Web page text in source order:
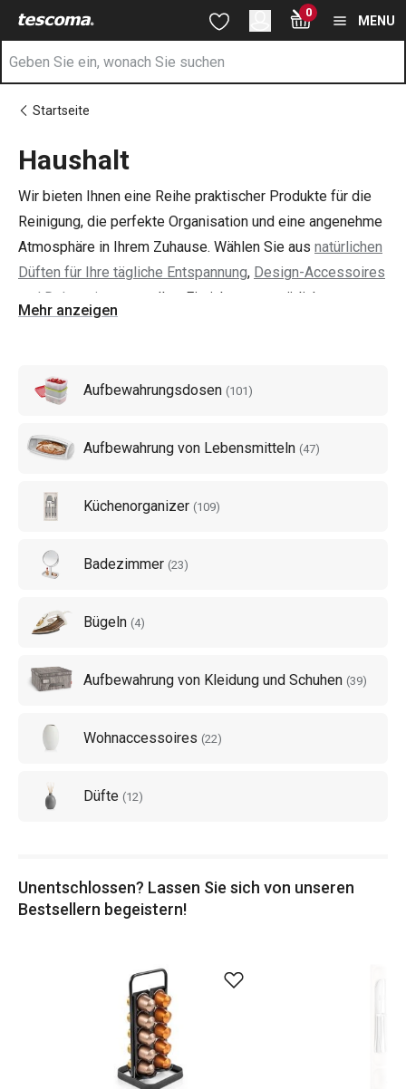
Sie befinden sich auf der Haushalt Seite
Zum Hauptinhalt springen
Zur Suche springen
Zur Navigation springen 0
MENU
Startseite
Haushalt
Wir bieten Ihnen eine Reihe praktischer Produkte für die
Reinigung, die perfekte Organisation und eine angenehme
Atmosphäre in Ihrem Zuhause. Wählen Sie aus natürlichen
Düften für Ihre tägliche Entspannung, Design-Accessoires
und Dekorationen
, um Ihre Einrichtung gemütlicher zu
gestalten oder Produkte zum
Dampfbügeleisen gedacht, um das Bügeln zu erleichtern.
für dieAufbewahrung von Wäsche. Organisieren Sie Ihr
wertvolle Zeit!
Mehr anzeigen
Aufbewahrungsdosen (101 )
Aufbewahrung von Lebensmitteln (47)
Küchenorganizer (109)
Badezimmer (23)
Bügeln (4)
Aufbewahrung von Kleidung und Schuhen (39)
Wohnaccessoires (22)
Düfte (12)
Unentschlossen? Lassen Sie sich von unseren
Bestsellern begeistern!